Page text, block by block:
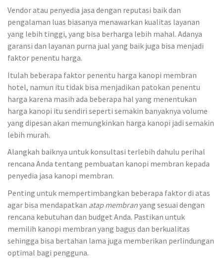
Vendor atau penyedia jasa dengan reputasi baik dan
pengalaman luas biasanya menawarkan kualitas layanan
yang lebih tinggi, yang bisa berharga lebih mahal. Adanya
garansi dan layanan purna jual yang baik juga bisa menjadi
faktor penentu harga.
Itulah beberapa faktor penentu harga kanopi membran
hotel, namun itu tidak bisa menjadikan patokan penentu
harga karena masih ada beberapa hal yang menentukan
harga kanopi itu sendiri seperti semakin banyaknya volume
yang dipesan akan memungkinkan harga kanopi jadi semakin
lebih murah.
Alangkah baiknya untuk konsultasi terlebih dahulu perihal
rencana Anda tentang pembuatan kanopi membran kepada
penyedia jasa kanopi membran.
Penting untuk mempertimbangkan beberapa faktor di atas
agar bisa mendapatkan atap membranyang sesuai dengan
rencana kebutuhan dan budget Anda. Pastikan untuk
memilih kanopi membran yang bagus dan berkualitas
sehingga bisa bertahan lama juga memberikan perlindungan
optimal bagi pengguna.